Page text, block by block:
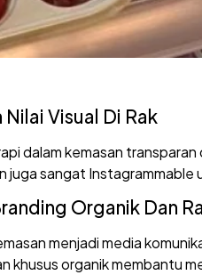
Visual Di Rak
dalam kemasan
juga sangat
Organik Dan
menjadi media
khusus organik membantu